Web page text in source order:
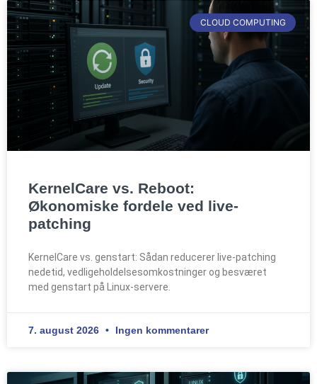
CLOUD COMPUTING
KernelCare vs. Reboot:
Økonomiske fordele ved live-
patching
KernelCare vs. genstart: Sådan reducerer live-patching
nedetid, vedligeholdelsesomkostninger og besværet
med genstart på Linux-servere.
7. august 2026 Ingen kommentarer